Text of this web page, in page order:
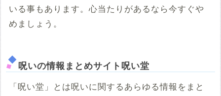
いる事もあります。心当たりがあるなら今すぐや
めましょう。
呪いの情報まとめサイト呪い堂
「呪い堂」とは呪いに関するあらゆる情報をまと